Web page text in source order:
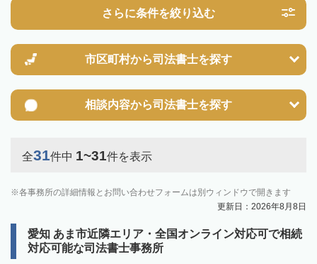
さらに条件を絞り込む
市区町村から司法書士を探す
相談内容から司法書士を探す
全31件中 1~31件を表示
各事務所の詳細情報とお問い合わせフォームは別ウィンドウで開きます
更新日：2026年8月8日
愛知 あま市近隣エリア・全国オンライン対応可で相続
対応可能な司法書士事務所